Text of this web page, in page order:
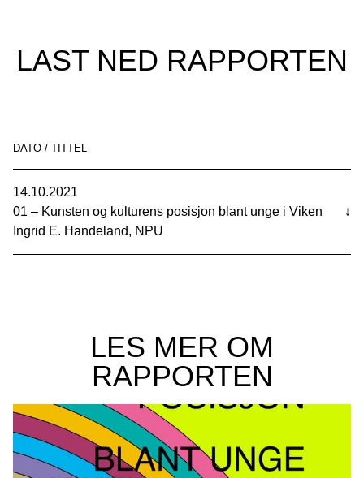
LAST NED RAPPORTEN
DATO / TITTEL
14.10.2021
01 – Kunsten og kulturens posisjon blant unge i Viken
Ingrid E. Handeland, NPU
↓
LES MER OM
RAPPORTEN